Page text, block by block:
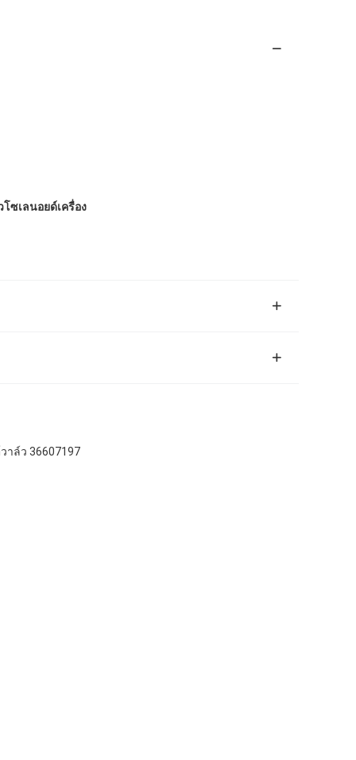
ซเลนอยด์เครื่อง
าล์ว 36607197